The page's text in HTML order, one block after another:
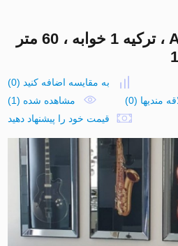
آپارتمان در ALANYA ، ترکیه 1 خوابه ، 60 متر
به مقایسه اضافه کنید (
0
)
مندیها (
0
)
مشاهده شده (1)
قیمت خود را پیشنهاد دهید